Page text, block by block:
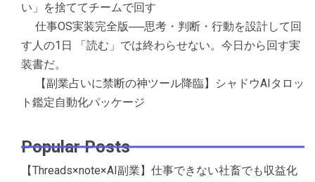
い」を捨ててチームで回す
仕事OS実装完全版──思考・判断・行動を設計して回
す人の1日 「読む」では終わらせない。今日から回す実
装書だ。
【副業占いに禁断の神ツール降臨】シャドウAIタロッ
ト鑑定自動化パッケージ
Popular Posts
【Threads×note×AI副業】仕事できない社畜でも収益化